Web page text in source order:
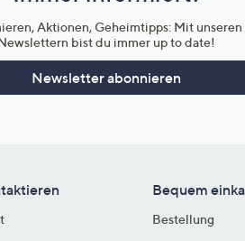
Aktionen, Geheimtipps: Mit unseren
bist du immer up to date!
Newsletter abonnieren
Bequem
Bestellung